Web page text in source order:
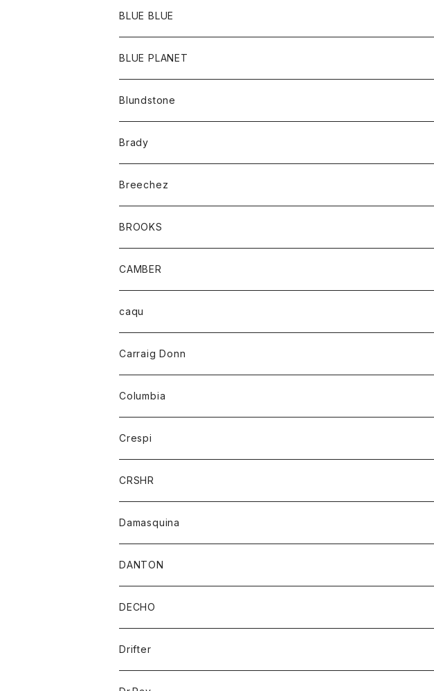
ポーチ
Ｔシャツ
ポトム
パンツ
BLUE BLUE
アウター
カーディガン
コート
アクセサリー
バッグ
ベルト
キッズ
Tシャツ
グッズ
アンダーウェアー
カードホルダー
チーフ
バンダナ
トップス
カーディガン
トレーナー
パーカー
ボトム
オーバーオール
ショートパンツ
レディース
オーバーオール
カーディガン
Tシャツ
パーカー
BLUE PLANET
サングラス
Blundstone
Brady
Breechez
シャツ
BROOKS
グッズ
靴
CAMBER
トップス
ハーフスリーブTシャツ
caqu
Carraig Donn
ニット
Columbia
アウター
ジャケット
Crespi
ジャケット
ワンピース
ブラウス
CRSHR
キャップ
Damasquina
ウォレット
カードケース
バッグ
DANTON
アウター
コート
ジャケット
アクセサリー
バッグ
DECHO
帽子
Drifter